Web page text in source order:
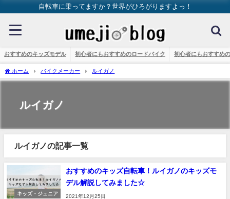
自転車に乗ってますか？世界がひろがりますよっ！
おすすめのキッズモデル 初心者にもおすすめのロードバイク 初心者にもおすすめ
ホーム バイクメーカー ルイガノ
ルイガノ
ルイガノの記事一覧
キッズ・ジュニア
おすすめのキッズ自転車！ルイガノのキッズモ
デル解説してみました☆
2021年12月25日